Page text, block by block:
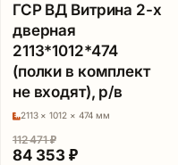
ГСР ВД Витрина 2-х
дверная
2113*1012*474
(полки в комплект
не входят), р/в
2113 × 1012 × 474 мм
112 471₽
Первоначальная цена
84 353 ₽Текущая